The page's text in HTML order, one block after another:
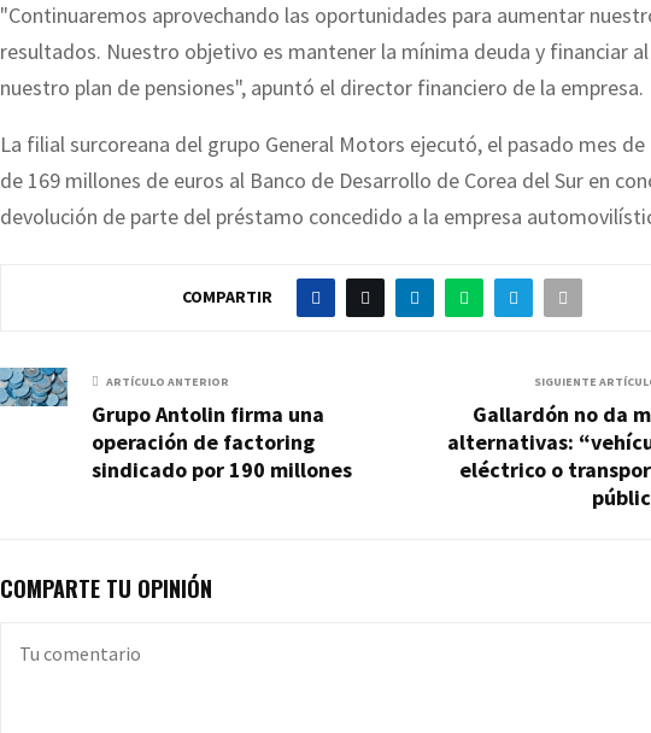
"Continuaremos aprovechando las oportunidades para aumentar
resultados. Nuestro objetivo es mantener la mínima deuda y financiar
nuestro plan de pensiones", apuntó el director financiero de la empresa.
La filial surcoreana del grupo General Motors ejecutó, el pasado mes de
de 169 millones de euros al Banco de Desarrollo de Corea del Sur en
devolución de parte del préstamo concedido a la empresa
COMPARTIR
ARTÍCULO ANTERIOR
Grupo Antolin firma una
operación de factoring
sindicado por 190 millones
SIGUIENTE
Gallardón no da
alternativas:
eléctrico o
COMPARTE TU OPINIÓN